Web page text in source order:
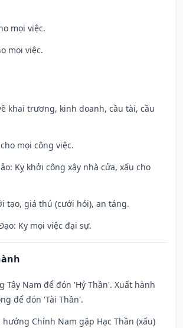
mọi việc.
mọi việc.
khai trương, kinh doanh, cầu tài, cầu
mọi công việc.
Kỵ khởi công xây nhà cửa, xấu cho
tạo, giá thú (cưới hỏi), an táng.
Kỵ mọi việc đại sự.
Tây Nam để đón 'Hỷ Thần'. Xuất hành
để đón 'Tài Thần'.
Chính Nam gặp Hạc Thần (xấu)